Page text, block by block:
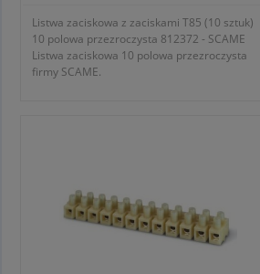
Listwa zaciskowa z zaciskami T85 (10 sztuk)
10 polowa przezroczysta 812372 - SCAME
Listwa zaciskowa 10 polowa przezroczysta
firmy SCAME.
- napięcie znamionowe 450V
- waga kpl ~ 120g
- gwarancja 1 rok lub dłużej zgodnie z
wytycznymi producenta